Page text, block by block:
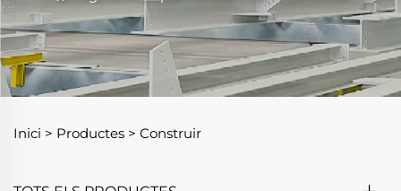
Inici > Productes > Construir